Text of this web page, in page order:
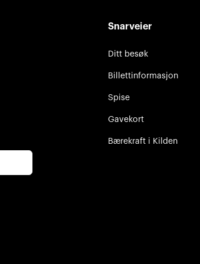
Snarveier
Ditt besøk
Billettinformasjon
Spise
Gavekort
Bærekraft i Kilden